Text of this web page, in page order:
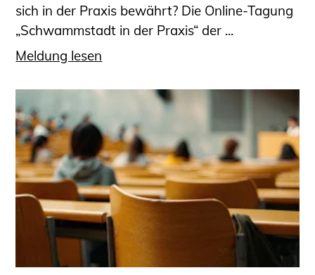
sich in der Praxis bewährt? Die Online-Tagung
„Schwammstadt in der Praxis“ der ...
Meldung lesen